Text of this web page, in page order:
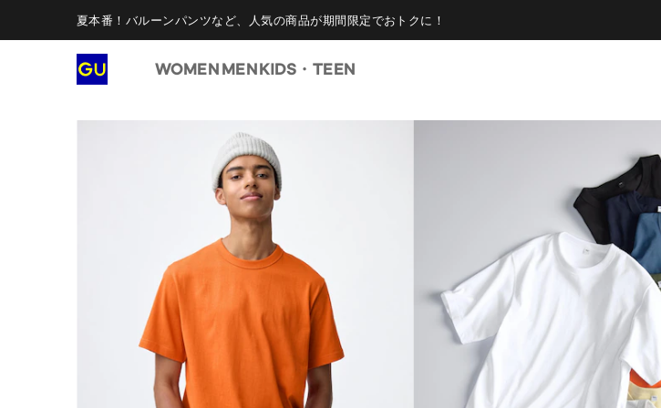
夏本番！バルーンパンツなど、人気の商品が期間限定でおトクに！
WOMEN MENKIDS・TEEN